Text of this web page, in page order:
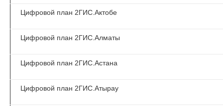
Цифровой план 2ГИС.Актобе
Цифровой план 2ГИС.Алматы
Цифровой план 2ГИС.Астана
Цифровой план 2ГИС.Атырау